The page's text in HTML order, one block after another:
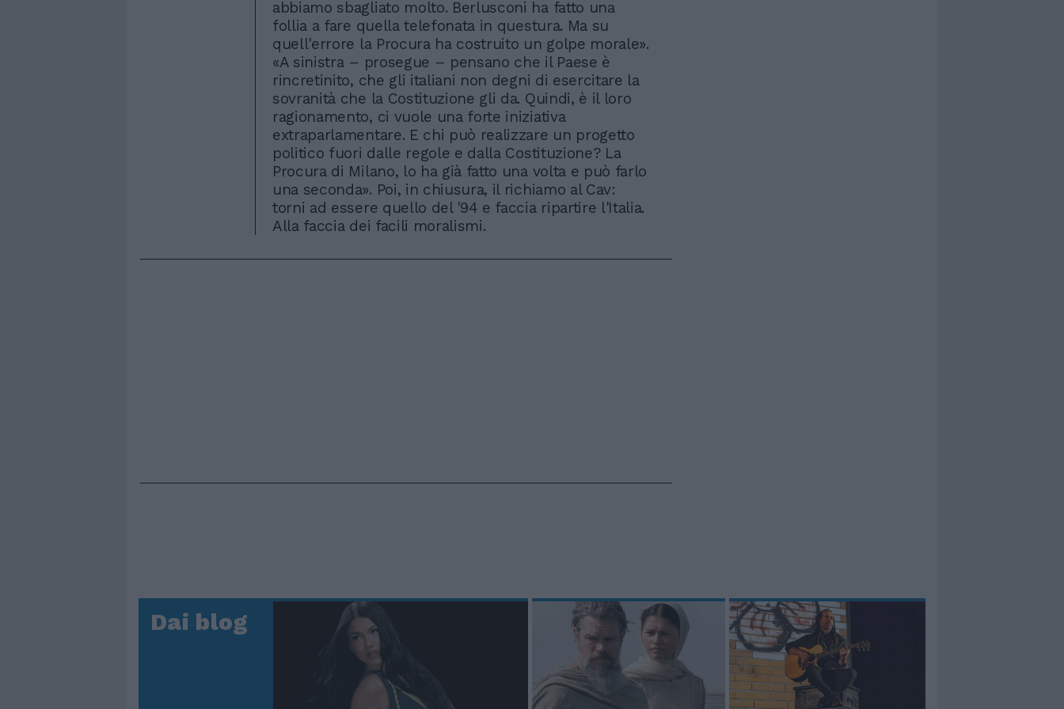
abbiamo sbagliato molto. Berlusconi ha fatto una
follia a fare quella telefonata in questura. Ma su
quell'errore la Procura ha costruito un golpe morale».
«A sinistra – prosegue – pensano che il Paese è
rincretinito, che gli italiani non degni di esercitare la
sovranità che la Costituzione gli da. Quindi, è il loro
ragionamento, ci vuole una forte iniziativa
extraparlamentare. E chi può realizzare un progetto
politico fuori dalle regole e dalla Costituzione? La
Procura di Milano, lo ha già fatto una volta e può farlo
una seconda». Poi, in chiusura, il richiamo al Cav:
torni ad essere quello del '94 e faccia ripartire l'Italia.
Alla faccia dei facili moralismi.
Dai blog